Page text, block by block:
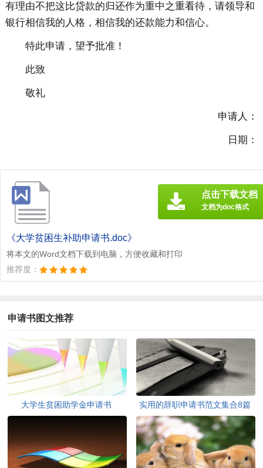
有理由不把这比贷款的归还作为重中之重看待，请领导和
银行相信我的人格，相信我的还款能力和信心。
特此申请，望予批准！
此致
敬礼
申请人：
日期：
《大学贫困生补助申请书.doc》
将本文的Word文档下载到电脑，方便收藏和打印
推荐度：
点击下载文档
文档为doc格式
申请书图文推荐
大学生贫困助学金申请书 实用的辞职申请书范文集合8篇